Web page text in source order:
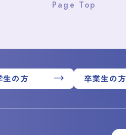
Page Top
生の方 卒業生の方